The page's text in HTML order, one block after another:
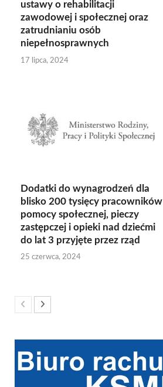
ustawy o rehabilitacji
zawodowej i społecznej oraz
zatrudnianiu osób
niepełnosprawnych
17 lipca, 2024
Dodatki do wynagrodzeń dla
blisko 200 tysięcy pracowników
pomocy społecznej, pieczy
zastępczej i opieki nad dziećmi
do lat 3 przyjęte przez rząd
25 czerwca, 2024